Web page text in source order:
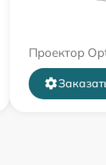
Проектор